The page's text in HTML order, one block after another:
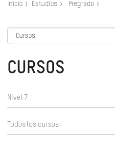
Inicio Estudios Pregrado
CURSOS
Nivel 7
Todos los cursos